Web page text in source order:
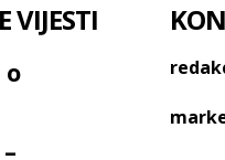
VIJESTI
o